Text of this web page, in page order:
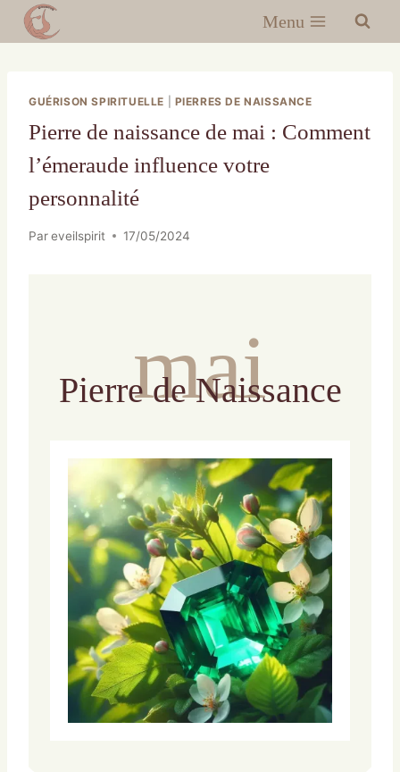
Menu
GUÉRISON SPIRITUELLE PIERRES DE NAISSANCE
Pierre de naissance de mai : Comment
l’émeraude influence votre
personnalité
Pareveilspirit 17/05/2024
mai
Pierre de Naissance